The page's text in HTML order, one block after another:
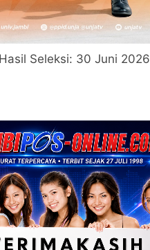
Seleksi: 30 Juni 2026